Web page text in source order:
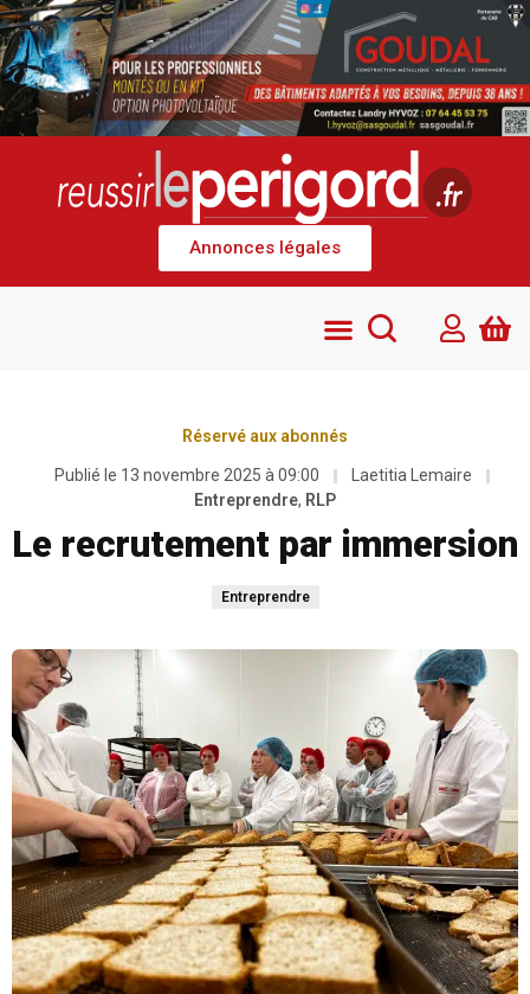
Annonces légales
Réservé aux abonnés
Publié le 13 novembre 2025 à 09:00
Laetitia Lemaire
Entreprendre, RLP
Le recrutement par immersion
Entreprendre